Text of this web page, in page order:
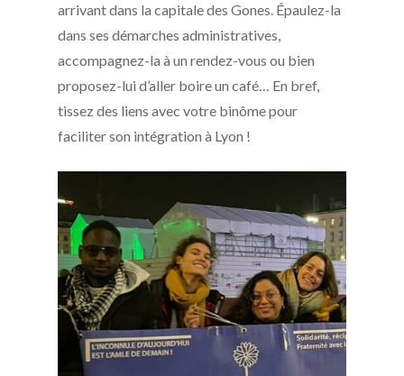
arrivant dans la capitale des Gones. Épaulez-la
dans ses démarches administratives,
accompagnez-la à un rendez-vous ou bien
proposez-lui d’aller boire un café… En bref,
tissez des liens avec votre binôme pour
faciliter son intégration à Lyon !